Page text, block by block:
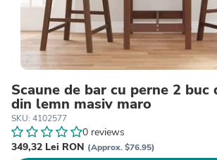
Scaune de bar cu perne 2 buc
din lemn masiv maro
SKU: 4102577
0 reviews
349,32 Lei RON (Approx. $76.95)